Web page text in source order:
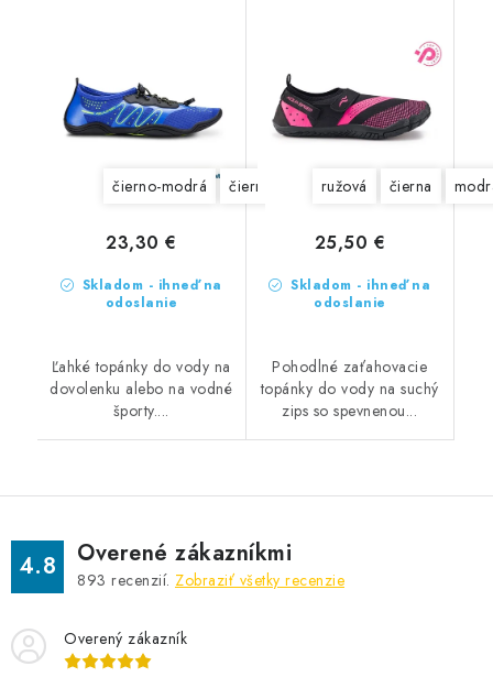
čierno-modrá čierno-červená modrá sivo-
Skladom - ihneď na
odoslanie
23,30 €
Ľahké topánky do vody na
dovolenku alebo na vodné
športy....
ružová čierna
Skladom - ihneď na
odoslanie
25,50 €
Pohodlné zaťahovacie
topánky do vody na suchý
zips so spevnenou...
4.8 Overené zákazníkmi
893 recenzií. Zobraziť všetky recenzie
Overený zákazník